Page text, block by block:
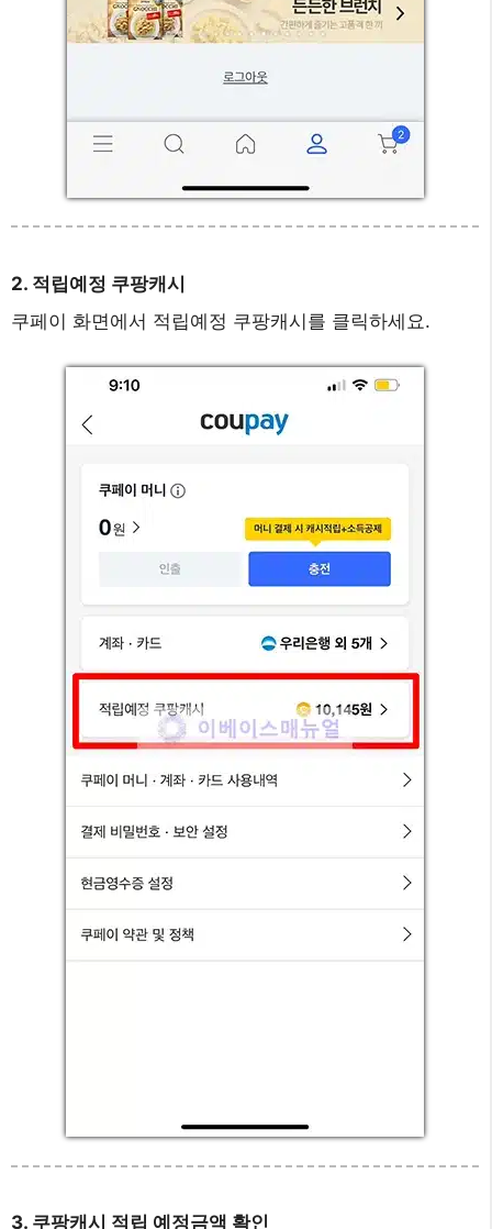
2. 적립예정 쿠팡캐시
쿠페이 화면에서 적립예정 쿠팡캐시를 클릭하세요.
3. 쿠팡캐시 적립 예정금액 확인